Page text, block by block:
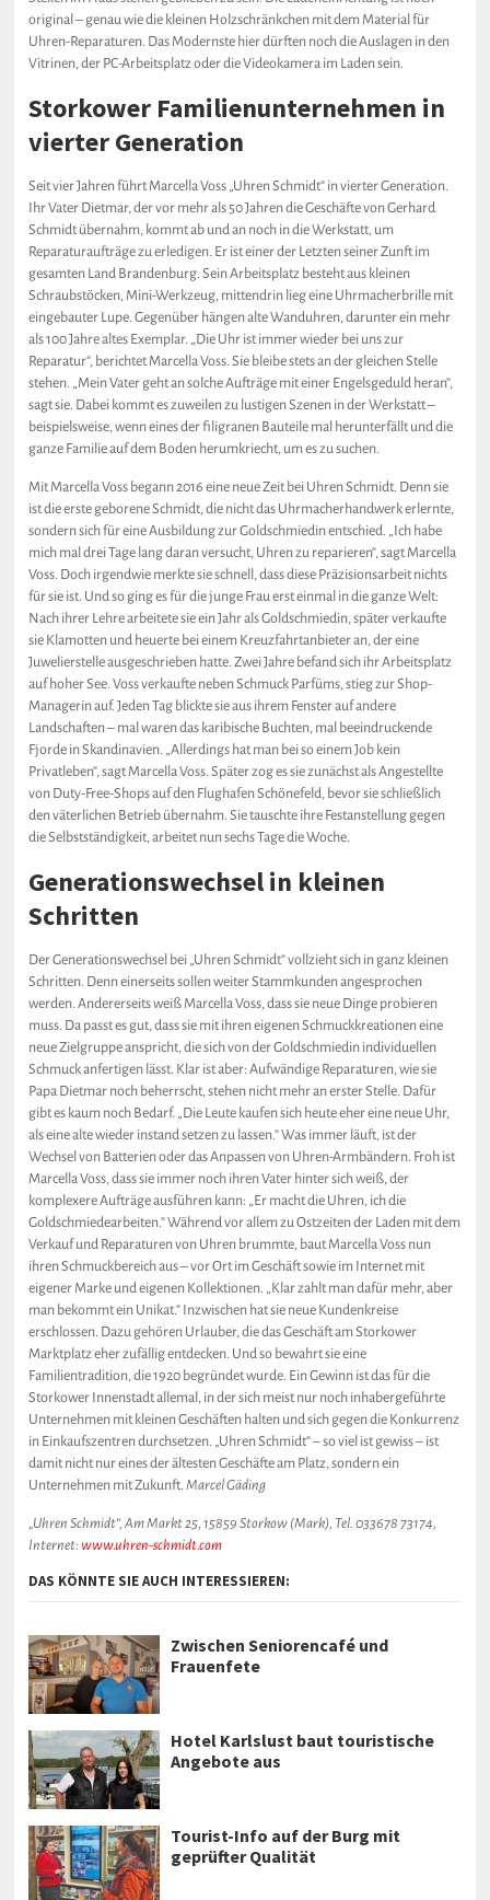
original – genau wie die kleinen Holzschränkchen mit dem Material für
Uhren-Reparaturen. Das Modernste hier dürften noch die Auslagen in den
Vitrinen, der PC-Arbeitsplatz oder die Videokamera im Laden sein.
Storkower Familienunternehmen in
vierter Generation
Seit vier Jahren führt Marcella Voss „Uhren Schmidt“ in vierter Generation.
Ihr Vater Dietmar, der vor mehr als 50 Jahren die Geschäfte von Gerhard
Schmidt übernahm, kommt ab und an noch in die Werkstatt, um
Reparaturaufträge zu erledigen. Er ist einer der Letzten seiner Zunft im
gesamten Land Brandenburg. Sein Arbeitsplatz besteht aus kleinen
Schraubstöcken, Mini-Werkzeug, mittendrin lieg eine Uhrmacherbrille mit
eingebauter Lupe. Gegenüber hängen alte Wanduhren, darunter ein mehr
als 100 Jahre altes Exemplar. „Die Uhr ist immer wieder bei uns zur
Reparatur“, berichtet Marcella Voss. Sie bleibe stets an der gleichen Stelle
stehen. „Mein Vater geht an solche Aufträge mit einer Engelsgeduld heran“,
sagt sie. Dabei kommt es zuweilen zu lustigen Szenen in der Werkstatt –
beispielsweise, wenn eines der filigranen Bauteile mal herunterfällt und die
ganze Familie auf dem Boden herumkriecht, um es zu suchen.
Mit Marcella Voss begann 2016 eine neue Zeit bei Uhren Schmidt. Denn sie
ist die erste geborene Schmidt, die nicht das Uhrmacherhandwerk erlernte,
sondern sich für eine Ausbildung zur Goldschmiedin entschied. „Ich habe
mich mal drei Tage lang daran versucht, Uhren zu reparieren“, sagt Marcella
Voss. Doch irgendwie merkte sie schnell, dass diese Präzisionsarbeit nichts
für sie ist. Und so ging es für die junge Frau erst einmal in die ganze Welt:
Nach ihrer Lehre arbeitete sie ein Jahr als Goldschmiedin, später verkaufte
sie Klamotten und heuerte bei einem Kreuzfahrtanbieter an, der eine
Juwelierstelle ausgeschrieben hatte. Zwei Jahre befand sich ihr Arbeitsplatz
auf hoher See. Voss verkaufte neben Schmuck Parfüms, stieg zur Shop-
Managerin auf. Jeden Tag blickte sie aus ihrem Fenster auf andere
Landschaften – mal waren das karibische Buchten, mal beeindruckende
Fjorde in Skandinavien. „Allerdings hat man bei so einem Job kein
Privatleben“, sagt Marcella Voss. Später zog es sie zunächst als Angestellte
von Duty-Free-Shops auf den Flughafen Schönefeld, bevor sie schließlich
den väterlichen Betrieb übernahm. Sie tauschte ihre Festanstellung gegen
die Selbstständigkeit, arbeitet nun sechs Tage die Woche.
Generationswechsel in kleinen
Schritten
Der Generationswechsel bei „Uhren Schmidt“ vollzieht sich in ganz kleinen
Schritten. Denn einerseits sollen weiter Stammkunden angesprochen
werden. Andererseits weiß Marcella Voss, dass sie neue Dinge probieren
muss. Da passt es gut, dass sie mit ihren eigenen Schmuckkreationen eine
neue Zielgruppe anspricht, die sich von der Goldschmiedin individuellen
Schmuck anfertigen lässt. Klar ist aber: Aufwändige Reparaturen, wie sie
Papa Dietmar noch beherrscht, stehen nicht mehr an erster Stelle. Dafür
gibt es kaum noch Bedarf. „Die Leute kaufen sich heute eher eine neue Uhr,
als eine alte wieder instand setzen zu lassen.“ Was immer läuft, ist der
Wechsel von Batterien oder das Anpassen von Uhren-Armbändern. Froh ist
Marcella Voss, dass sie immer noch ihren Vater hinter sich weiß, der
komplexere Aufträge ausführen kann: „Er macht die Uhren, ich die
Goldschmiedearbeiten.“ Während vor allem zu Ostzeiten der Laden mit dem
Verkauf und Reparaturen von Uhren brummte, baut Marcella Voss nun
ihren Schmuckbereich aus – vor Ort im Geschäft sowie im Internet mit
eigener Marke und eigenen Kollektionen. „Klar zahlt man dafür mehr, aber
man bekommt ein Unikat.“ Inzwischen hat sie neue Kundenkreise
erschlossen. Dazu gehören Urlauber, die das Geschäft am Storkower
Marktplatz eher zufällig entdecken. Und so bewahrt sie eine
Familientradition, die 1920 begründet wurde. Ein Gewinn ist das für die
Storkower Innenstadt allemal, in der sich meist nur noch inhabergeführte
Unternehmen mit kleinen Geschäften halten und sich gegen die Konkurrenz
in Einkaufszentren durchsetzen. „Uhren Schmidt“ – so viel ist gewiss – ist
damit nicht nur eines der ältesten Geschäfte am Platz, sondern ein
Unternehmen mit Zukunft.Marcel Gäding
„Uhren Schmidt“, Am Markt 25, 15859 Storkow (Mark), Tel. 033678 73174,
Internet: www.uhren-schmidt.com
DAS KÖNNTE SIE AUCH INTERESSIEREN:
Zwischen Seniorencafé und
Frauenfete
Hotel Karlslust baut touristische
Angebote aus
Tourist-Info auf der Burg mit
geprüfter Qualität